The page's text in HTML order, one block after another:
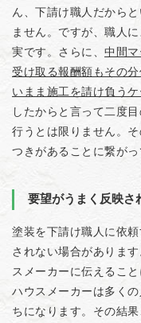
ん、下請け職人だから
ません。ですが、職人
実です。さらに、 中間
受け取る報酬額もその
いまま施工を請け負うケ
したからと言って二度
行うとは限りません。
つきがあることに繋がっ
要望がうまく反映さ
塗装を下請け職人に依
されない場合がありま
スメーカーに伝えるこ
ハウスメーカーは多く
ちになります。その結果